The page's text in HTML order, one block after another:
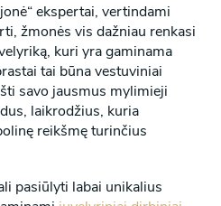
ekspertai, vertindami
žmonės vis dažniau renkasi
kuri yra gaminama
tai būna vestuviniai
savo jausmus mylimieji
laikrodžius, kuria
reikšmę turinčius
pasiūlyti labai unikalius